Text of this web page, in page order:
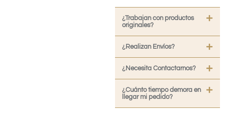
¿Trabajan con productos
originales?
¿Realizan Envíos?
¿Necesita Contactarnos?
¿Cuánto tiempo demora en
llegar mi pedido?